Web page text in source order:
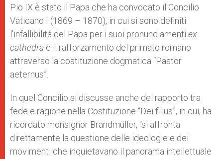
Pio IX è stato il Papa che ha convocato il Concilio
Vaticano I (1869 – 1870), in cui si sono definiti
l’infallibilità del Papa per i suoi pronunciamenti ex
cathedra e il rafforzamento del primato romano
attraverso la costituzione dogmatica “Pastor
aeternus”.
In quel Concilio si discusse anche del rapporto tra
fede e ragione nella Costituzione “Dei filius”, in cui, ha
ricordato monsignor Brandmüller, “si affronta
direttamente la questione delle ideologie e dei
movimenti che inquietavano il panorama intellettuale